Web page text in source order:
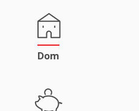
Dom